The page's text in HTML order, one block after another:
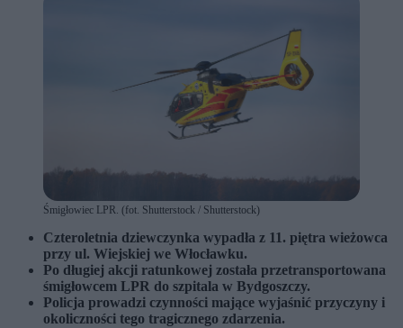
Śmigłowiec LPR. (fot. Shutterstock / Shutterstock)
Czteroletnia dziewczynka wypadła z 11. piętra wieżowca
przy ul. Wiejskiej we Włocławku.
Po długiej akcji ratunkowej została przetransportowana
śmigłowcem LPR do szpitala w Bydgoszczy.
Policja prowadzi czynności mające wyjaśnić przyczyny i
okoliczności tego tragicznego zdarzenia.